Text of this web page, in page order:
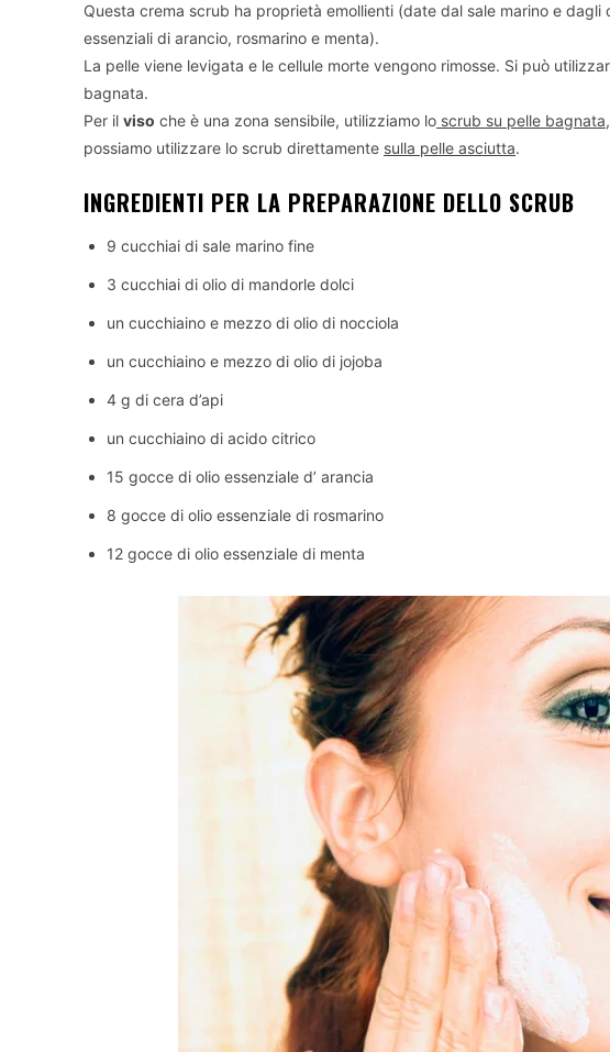
Questa crema scrub ha proprietà emollienti (date dal sale marino e
essenziali di arancio, rosmarino e menta).
La pelle viene levigata e le cellule morte vengono rimosse. Si può
bagnata.
Per il viso che è una zona sensibile, utilizziamo lo scrub su pelle bagnata
possiamo utilizzare lo scrub direttamente sulla pelle asciutta.
INGREDIENTI PER LA PREPARAZIONE DELLO SCRUB
9 cucchiai di sale marino fine
3 cucchiai di olio di mandorle dolci
un cucchiaino e mezzo di olio di nocciola
un cucchiaino e mezzo di olio di jojoba
4 g di cera d’api
un cucchiaino di acido citrico
15 gocce di olio essenziale d’ arancia
8 gocce di olio essenziale di rosmarino
12 gocce di olio essenziale di menta